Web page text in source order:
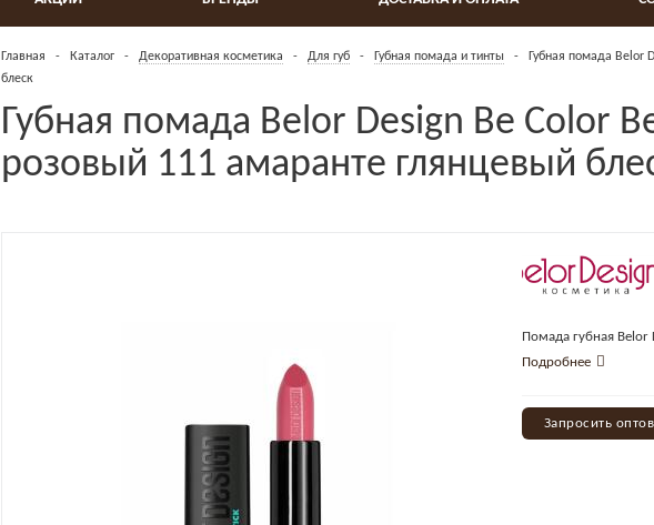
Главная - Каталог - Декоративная косметика - Для губ - Губная помада и тинты -
Губная помада Belor
блеск
Губная помада Belor Design Be Color
розовый 111 амаранте глянцевый
Помада губная
Подробнее
Запросить